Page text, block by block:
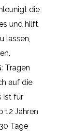
die
und hilft,
lassen,
Tragen
auf die
ist für
12 Jahren
Tage